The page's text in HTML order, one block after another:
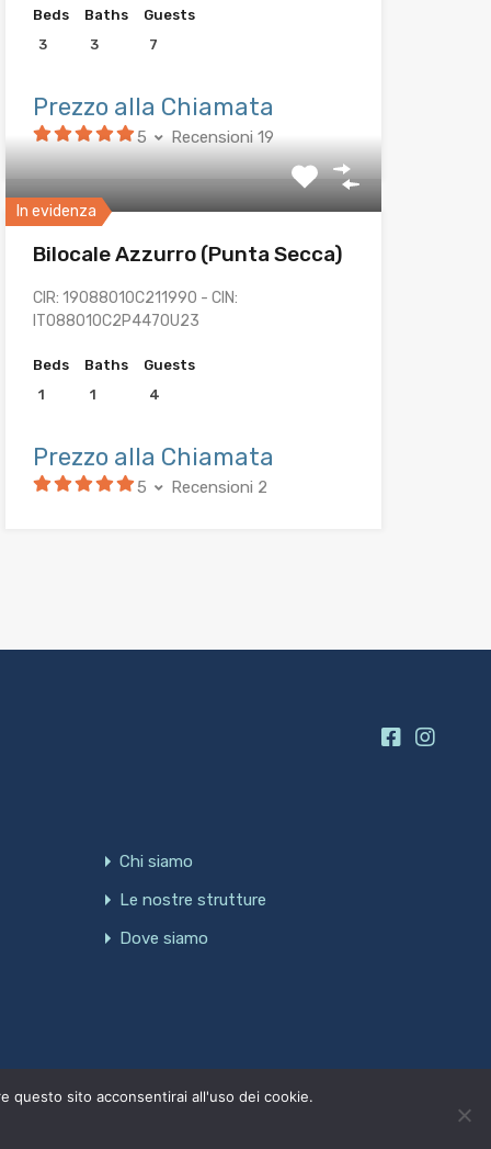
Beds
3
Baths
3
Guests
7
Prezzo alla Chiamata
5 Recensioni 19
In evidenza
Bilocale Azzurro (Punta Secca)
CIR: 19088010C211990 - CIN:
IT088010C2P447OU23
Beds
1
Baths
1
Guests
4
Prezzo alla Chiamata
5 Recensioni 2
Chi siamo
Le nostre strutture
Dove siamo
questo sito acconsentirai all'uso dei cookie.